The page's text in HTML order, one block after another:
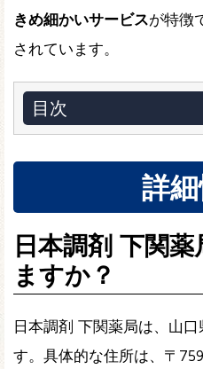
きめ細かいサービスが特徴
されています。
目次
詳
日本調剤 下関
ますか？
日本調剤 下関薬局は、山
す。具体的な住所は、〒